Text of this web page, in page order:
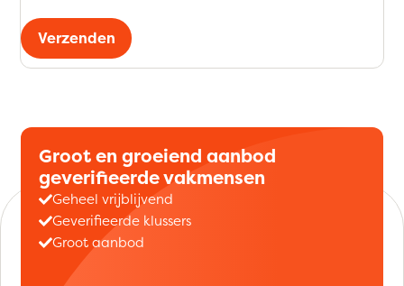
Verzenden
Groot en groeiend aanbod
geverifieerde vakmensen
Geheel vrijblijvend
Geverifieerde klussers
Groot aanbod